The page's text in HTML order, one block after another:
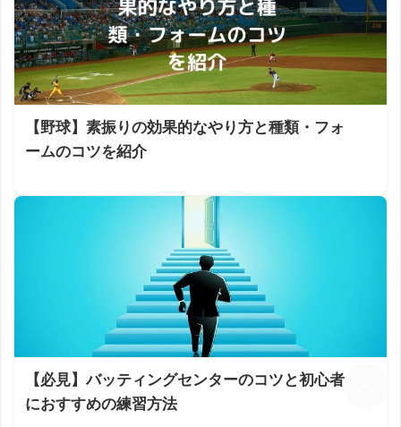
【野球】素振りの効果的なやり方と種類・フォ
ームのコツを紹介
【必見】バッティングセンターのコツと初心者
におすすめの練習方法